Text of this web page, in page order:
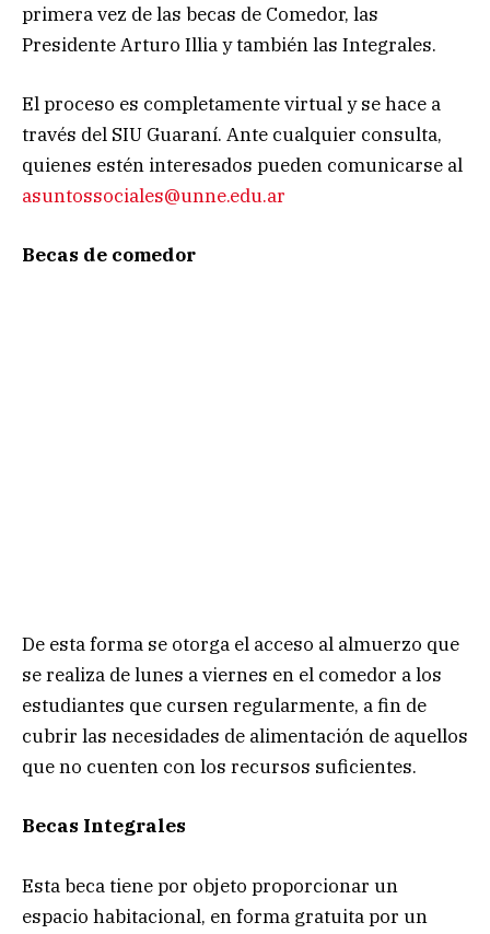
primera vez de las becas de Comedor, las
Presidente Arturo Illia y también las Integrales.
El proceso es completamente virtual y se hace a
través del SIU Guaraní. Ante cualquier consulta,
quienes estén interesados pueden comunicarse al
asuntossociales@unne.edu.ar
Becas de comedor
De esta forma se otorga el acceso al almuerzo que
se realiza de lunes a viernes en el comedor a los
estudiantes que cursen regularmente, a fin de
cubrir las necesidades de alimentación de aquellos
que no cuenten con los recursos suficientes.
Becas Integrales
Esta beca tiene por objeto proporcionar un
espacio habitacional, en forma gratuita por un